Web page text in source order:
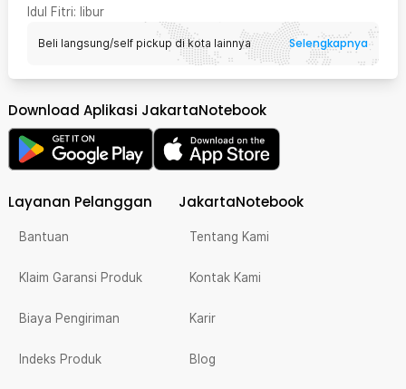
Idul Fitri: libur
Beli langsung/self pickup di kota lainnya Selengkapnya
Download Aplikasi JakartaNotebook
Layanan Pelanggan
Bantuan
Klaim Garansi Produk
Biaya Pengiriman
Indeks Produk
JakartaNotebook
Tentang Kami
Kontak Kami
Karir
Blog